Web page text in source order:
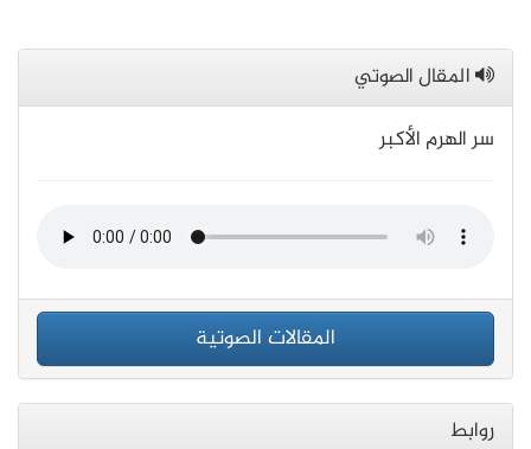
المقال الصوتي
سر الهرم الأكبر
المقالات الصوتية
روابط